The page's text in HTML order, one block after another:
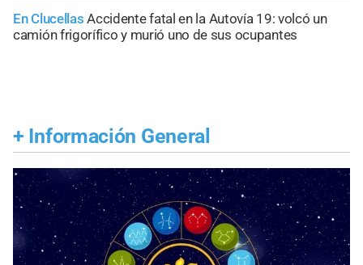
En Clucellas Accidente fatal en la Autovía 19: volcó un
camión frigorífico y murió uno de sus ocupantes
+ Información General